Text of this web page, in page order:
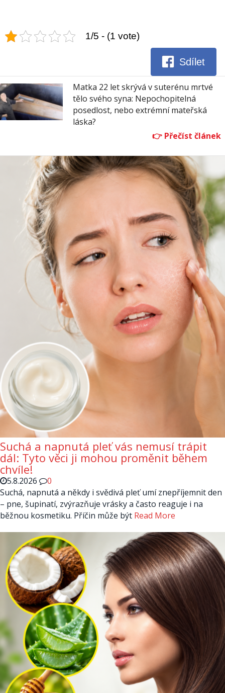
1/5 - (1 vote)
Sdílet
Matka 22 let skrývá v suterénu mrtvé
tělo svého syna: Nepochopitelná
posedlost, nebo extrémní mateřská
láska?
Suchá a napnutá pleť vás nemusí trápit
dál: Tyto věci ji mohou proměnit během
chvíle!
5.8.2026
0
Suchá, napnutá a někdy i svědivá pleť umí znepříjemnit den
– pne, šupinatí, zvýrazňuje vrásky a často reaguje i na
běžnou kosmetiku. Příčin může být Read More